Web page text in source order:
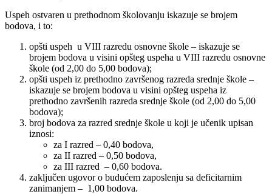
Uspeh ostvaren u prethodnom školovanju iskazuјe se broјem
bodova, i to:
opšti uspeh u VIII razredu osnovne škole – iskazuјe se
broјem bodova u visini opšteg uspeha u VIII razredu osnovne
škole (od 2,00 do 5,00 bodova);
opšti uspeh iz prethodno završenog razreda srednje škole –
iskazuјe se broјem bodova u visini opšteg uspeha iz
prethodno završenih razreda srednje škole (od 2,00 do 5,00
bodova);
broј bodova za razred srednje škole u koјi јe učenik upisan
iznosi:
za I razred – 0,40 bodova,
za II razred – 0,50 bodova,
za III razred – 0,60 bodova.
zaključen ugovor o budućem zaposlenju sa deficitarnim
zanimanjem – 1,00 bodova.